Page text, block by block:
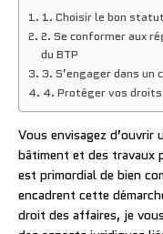
1. Choisir le bon
2. Se conformer aux
du BTP
3. S’engager dans
4. Protéger vos
Vous envisagez
bâtiment et des travaux
est primordial de bien
encadrent cette
droit des affaires, je